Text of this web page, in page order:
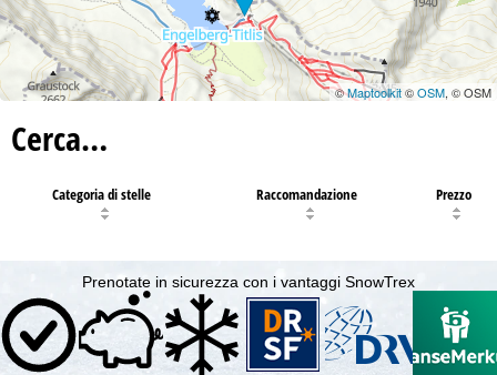
©Maptoolkit©OSM, © OSM
Cerca…
Categoria di stelle Raccomandazione Prezzo
Prenotate in sicurezza con i vantaggi SnowTrex